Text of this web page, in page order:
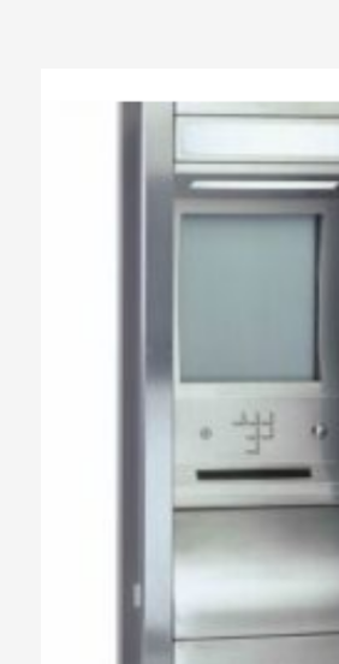
slide
slide